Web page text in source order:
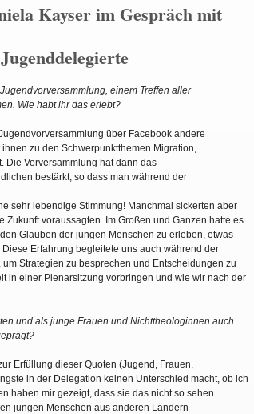
Kayser im Gespräch mit
einem Treffen aller
Wie habt ihr das erlebt?
über Facebook andere
zu den Schwerpunktthemen Migration,
Die Vorversammlung hat dann das
bestärkt, so dass man während der
sehr lebendige Stimmung! Manchmal sickerten aber
voraussagten. Im Großen und Ganzen hatte es
Glauben der jungen Menschen zu erleben, etwas
Erfahrung begleitete uns auch während der
Strategien zu besprechen und Entscheidungen zu
in einer Plenarsitzung vorbringen und wie wir nach der
und als junge Frauen und Nichttheologinnen auch
Erfüllung dieser Quoten (Jugend, Frauen,
in der Delegation keinen Unterschied macht, ob ich
haben mir gezeigt, dass sie das nicht so sehen.
jungen Menschen aus anderen Ländern